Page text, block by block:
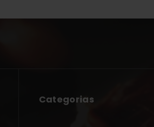
Categorias